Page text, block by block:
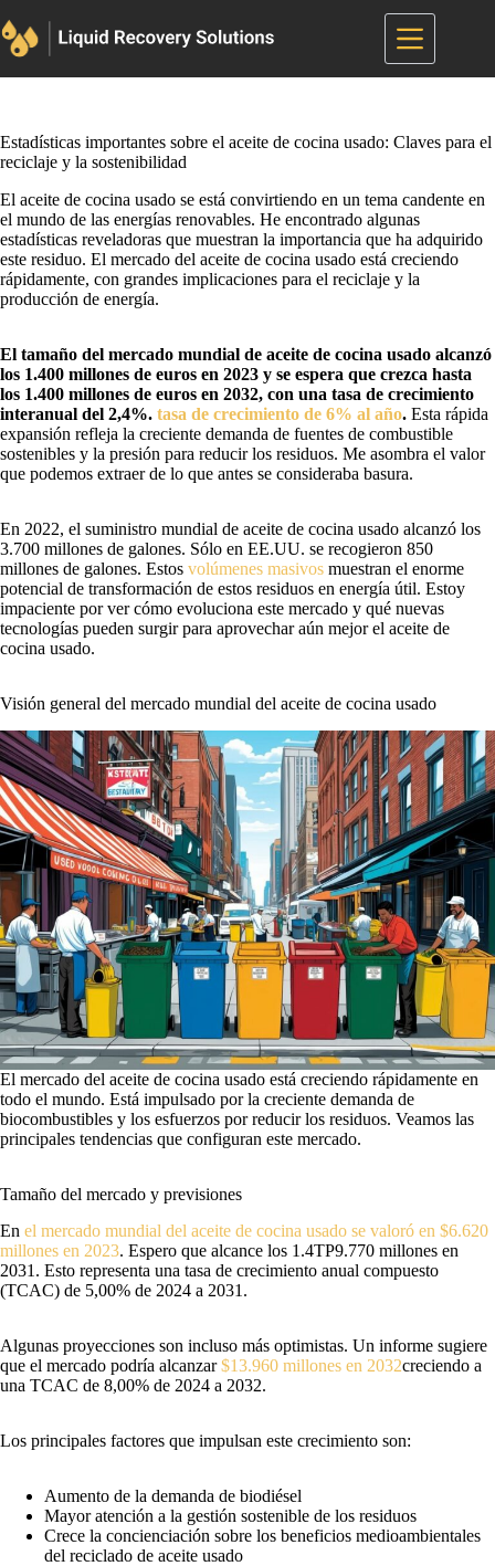
al
contenido
Estadísticas importantes sobre el aceite de cocina usado: Claves para el
reciclaje y la sostenibilidad
El aceite de cocina usado se está convirtiendo en un tema candente en
el mundo de las energías renovables. He encontrado algunas
estadísticas reveladoras que muestran la importancia que ha adquirido
este residuo. El mercado del aceite de cocina usado está creciendo
rápidamente, con grandes implicaciones para el reciclaje y la
producción de energía.
El tamaño del mercado mundial de aceite de cocina usado alcanzó
los 1.400 millones de euros en 2023 y se espera que crezca hasta
los 1.400 millones de euros en 2032, con una tasa de crecimiento
interanual del 2,4%. tasa de crecimiento de 6% al año. Esta rápida
expansión refleja la creciente demanda de fuentes de combustible
sostenibles y la presión para reducir los residuos. Me asombra el valor
que podemos extraer de lo que antes se consideraba basura.
En 2022, el suministro mundial de aceite de cocina usado alcanzó los
3.700 millones de galones. Sólo en EE.UU. se recogieron 850
millones de galones. Estos volúmenes masivos muestran el enorme
potencial de transformación de estos residuos en energía útil. Estoy
impaciente por ver cómo evoluciona este mercado y qué nuevas
tecnologías pueden surgir para aprovechar aún mejor el aceite de
cocina usado.
Visión general del mercado mundial del aceite de cocina usado
El mercado del aceite de cocina usado está creciendo rápidamente en
todo el mundo. Está impulsado por la creciente demanda de
biocombustibles y los esfuerzos por reducir los residuos. Veamos las
principales tendencias que configuran este mercado.
Tamaño del mercado y previsiones
En el mercado mundial del aceite de cocina usado se valoró en $6.620
millones en 2023. Espero que alcance los 1.4TP9.770 millones en
2031. Esto representa una tasa de crecimiento anual compuesto
(TCAC) de 5,00% de 2024 a 2031.
Algunas proyecciones son incluso más optimistas. Un informe sugiere
que el mercado podría alcanzar$13.960 millones en 2032creciendo a
una TCAC de 8,00% de 2024 a 2032.
Los principales factores que impulsan este crecimiento son:
Aumento de la demanda de biodiésel
Mayor atención a la gestión sostenible de los residuos
Crece la concienciación sobre los beneficios medioambientales
del reciclado de aceite usado